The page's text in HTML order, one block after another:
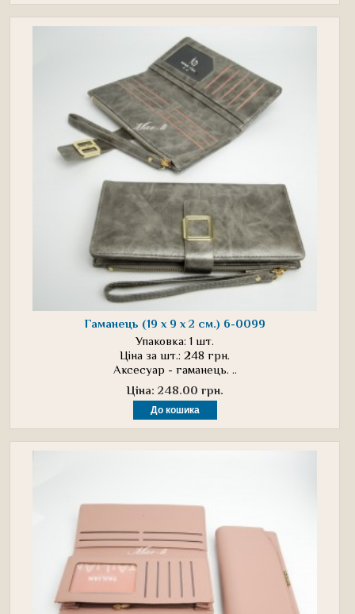
Гаманець (19 х 9 х 2 см.) 6-0099
Упаковка: 1 шт.
Ціна за шт.: 248 грн.
Аксесуар - гаманець. ..
Ціна: 248.00 грн.